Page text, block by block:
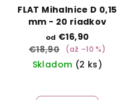
FLAT Mihalnice D 0,15
mm - 20 riadkov
od €16,90
€18,90
(až –10 %)
Skladom (2 ks)